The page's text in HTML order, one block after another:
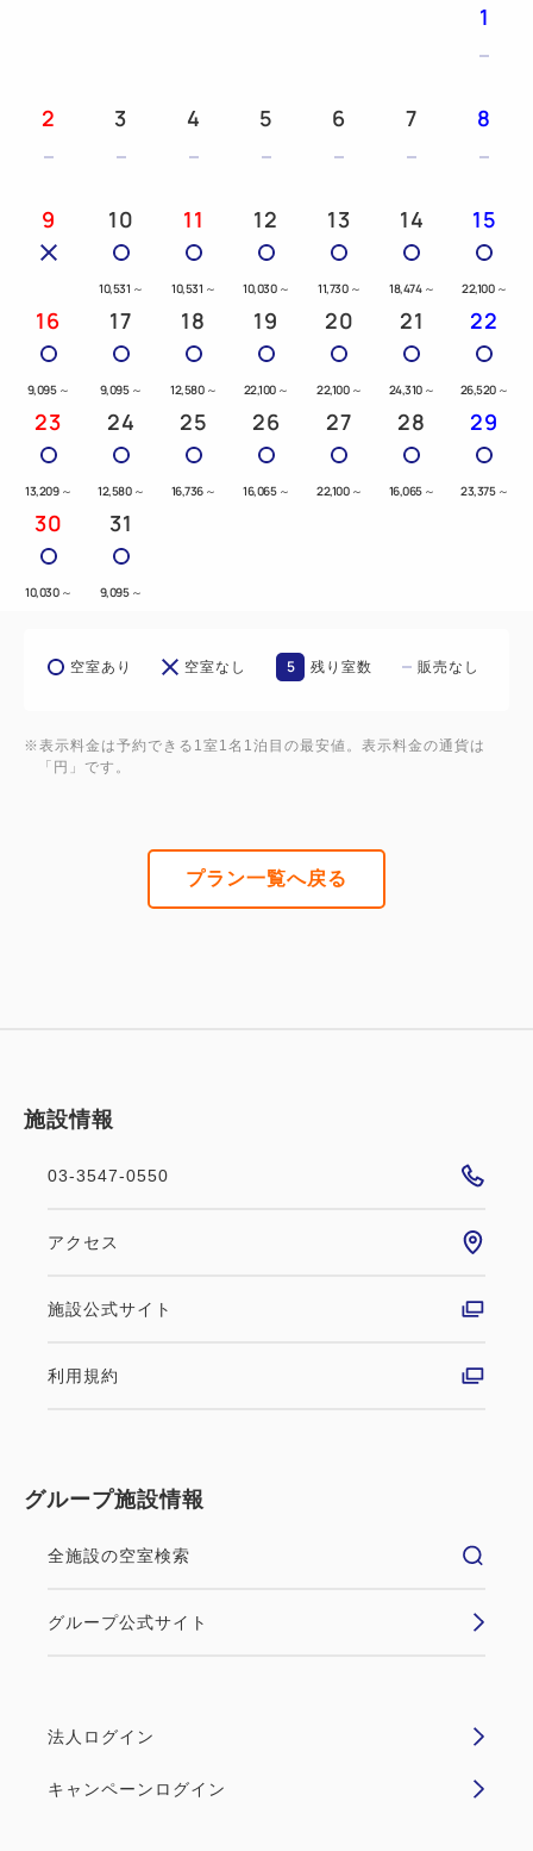
1
2 3 4 5 6 7 8
9 10
10,531 ～
11
10,531 ～
12
10,030 ～
13
11,730 ～
14
18,474 ～
15
22,100 ～
16
9,095 ～
17
9,095 ～
18
12,580 ～
19
22,100 ～
20
22,100 ～
21
24,310 ～
22
26,520 ～
23
13,209 ～
24
12,580 ～
25
16,736 ～
26
16,065 ～
27
22,100 ～
28
16,065 ～
29
23,375 ～
30
10,030 ～
31
9,095 ～
空室あり 空室なし 5 残り室数 販売なし
※表示料金は予約できる1室1名1泊目の最安値。表示料金の通貨は
「円」です。
プラン一覧へ戻る
施設情報
03-3547-0550
アクセス
施設公式サイト
利用規約
グループ施設情報
全施設の空室検索
グループ公式サイト
法人ログイン
キャンペーンログイン